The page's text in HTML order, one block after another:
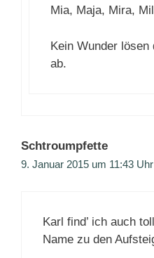
Mia, Maja, Mira,
Kein Wunder
ab.
Schtroumpfette
9. Januar 2015 um 11:43 Uhr
Karl find’ ich auch
Name zu den